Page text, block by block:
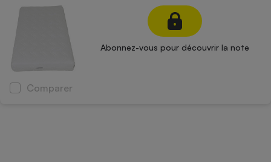
Abonnez-vous pour découvrir la note
Comparer